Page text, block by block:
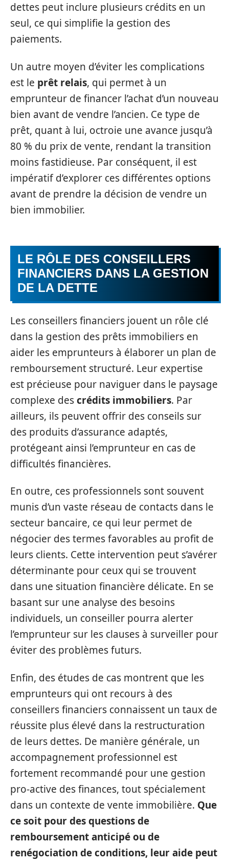
dettes peut inclure plusieurs crédits en un
seul, ce qui simplifie la gestion des
paiements.
Un autre moyen d’éviter les complications
est le prêt relais, qui permet à un
emprunteur de financer l’achat d’un nouveau
bien avant de vendre l’ancien. Ce type de
prêt, quant à lui, octroie une avance jusqu’à
80 % du prix de vente, rendant la transition
moins fastidieuse. Par conséquent, il est
impératif d’explorer ces différentes options
avant de prendre la décision de vendre un
bien immobilier.
LE RÔLE DES CONSEILLERS
FINANCIERS DANS LA GESTION
DE LA DETTE
Les conseillers financiers jouent un rôle clé
dans la gestion des prêts immobiliers en
aider les emprunteurs à élaborer un plan de
remboursement structuré. Leur expertise
est précieuse pour naviguer dans le paysage
complexe descrédits immobiliers. Par
ailleurs, ils peuvent offrir des conseils sur
des produits d’assurance adaptés,
protégeant ainsi l’emprunteur en cas de
difficultés financières.
En outre, ces professionnels sont souvent
munis d’un vaste réseau de contacts dans le
secteur bancaire, ce qui leur permet de
négocier des termes favorables au profit de
leurs clients. Cette intervention peut s’avérer
déterminante pour ceux qui se trouvent
dans une situation financière délicate. En se
basant sur une analyse des besoins
individuels, un conseiller pourra alerter
l’emprunteur sur les clauses à surveiller pour
éviter des problèmes futurs.
Enfin, des études de cas montrent que les
emprunteurs qui ont recours à des
conseillers financiers connaissent un taux de
réussite plus élevé dans la restructuration
de leurs dettes. De manière générale, un
accompagnement professionnel est
fortement recommandé pour une gestion
pro-active des finances, tout spécialement
dans un contexte de vente immobilière. Que
ce soit pour des questions de
remboursement anticipé ou de
renégociation de conditions, leur aide peut